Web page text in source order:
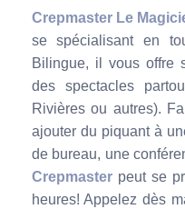
Crepmaster Le
se spécialisant en
Bilingue, il vous offre
des spectacles
Rivières ou autres).
ajouter du piquant à
de bureau, une
Crepmasterpeut se
heures! Appelez dès